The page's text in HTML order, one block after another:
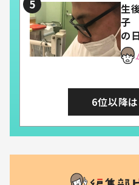
生
子
の
とは
6位以降は